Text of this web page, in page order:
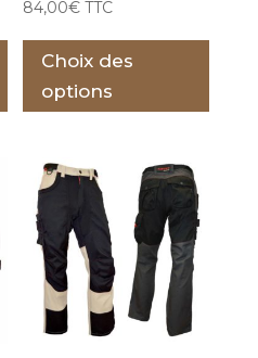
Ce
produit
plusieurs
options
peuvent
être
choisies
84,00€ TTC
Choix des
options
Ce